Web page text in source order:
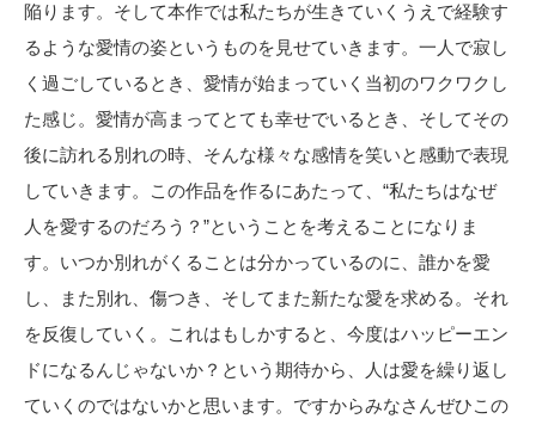
陥ります。そして本作では私たちが生きていくうえで経験す
るような愛情の姿というものを見せていきます。一人で寂し
く過ごしているとき、愛情が始まっていく当初のワクワクし
た感じ。愛情が高まってとても幸せでいるとき、そしてその
後に訪れる別れの時、そんな様々な感情を笑いと感動で表現
していきます。この作品を作るにあたって、“私たちはなぜ
人を愛するのだろう？”ということを考えることになりま
す。いつか別れがくることは分かっているのに、誰かを愛
し、また別れ、傷つき、そしてまた新たな愛を求める。それ
を反復していく。これはもしかすると、今度はハッピーエン
ドになるんじゃないか？という期待から、人は愛を繰り返し
ていくのではないかと思います。ですからみなさんぜひこの